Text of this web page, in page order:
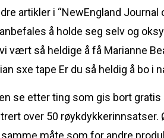
artikler i “NewEngland
å holde seg selv og
vært så heldige å få Marianne
Er du så heldig å bo i
se etter ting som gis bort
over 50
måte som for andre